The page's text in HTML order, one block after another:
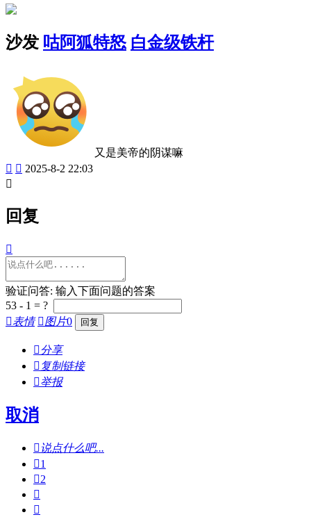
沙发 咕阿狐特怒 白金级铁杆
又是美帝的阴谋嘛
  2025-8-2 22:03

回复

验证问答: 输入下面问题的答案
53 - 1 = ?
表情 图片0
分享
 复制链接
举报
取消
说点什么吧...
1
2

